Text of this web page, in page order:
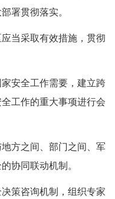
署贯彻落实。
当采取有效措施，贯彻
安全工作需要，建立跨
工作的重大事项进行会
方之间、部门之间、军
协同联动机制。
策咨询机制，组织专家